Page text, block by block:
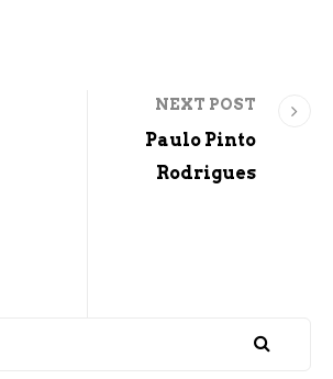
NEXT POST
Paulo Pinto
Rodrigues